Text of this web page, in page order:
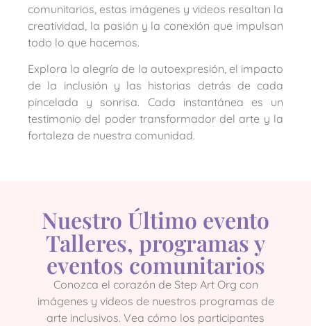
comunitarios, estas imágenes y videos resaltan la
creatividad, la pasión y la conexión que impulsan
todo lo que hacemos.
Explora la alegría de la autoexpresión, el impacto
de la inclusión y las historias detrás de cada
pincelada y sonrisa. Cada instantánea es un
testimonio del poder transformador del arte y la
fortaleza de nuestra comunidad.
Nuestro Último evento
Talleres, programas y
eventos comunitarios
Conozca el corazón de Step Art Org con
imágenes y videos de nuestros programas de
arte inclusivos. Vea cómo los participantes